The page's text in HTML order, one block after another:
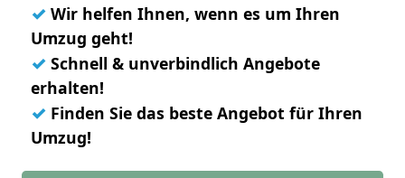
✓ Wir helfen Ihnen, wenn es um Ihren
Umzug geht!
✓ Schnell & unverbindlich Angebote
erhalten!
✓ Finden Sie das beste Angebot für Ihren
Umzug!